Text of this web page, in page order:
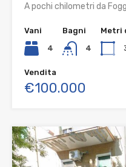
A pochi chilometri da
Vani
4
Bagni
4
Metri
Vendita
€100.000